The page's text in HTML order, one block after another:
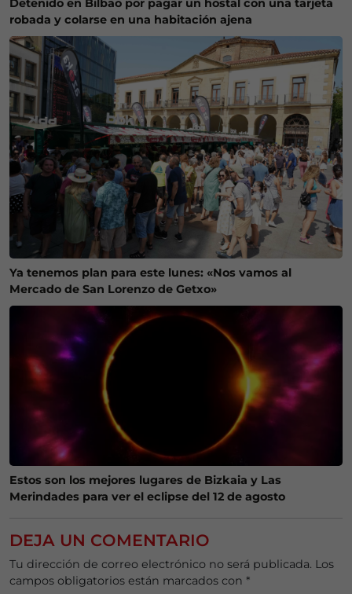
Detenido en Bilbao por pagar un hostal con una tarjeta
robada y colarse en una habitación ajena
Ya tenemos plan para este lunes: «Nos vamos al
Mercado de San Lorenzo de Getxo»
Estos son los mejores lugares de Bizkaia y Las
Merindades para ver el eclipse del 12 de agosto
DEJA UN COMENTARIO
Tu dirección de correo electrónico no será publicada. Los
campos obligatorios están marcados con *